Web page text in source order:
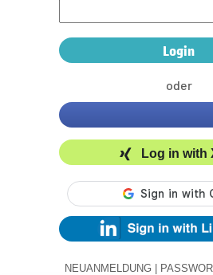
oder
Log in with
NEUANMELDUNG |